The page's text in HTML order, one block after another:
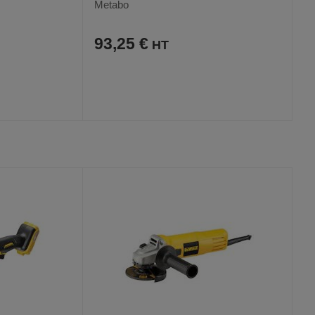
Metabo
93,25 €